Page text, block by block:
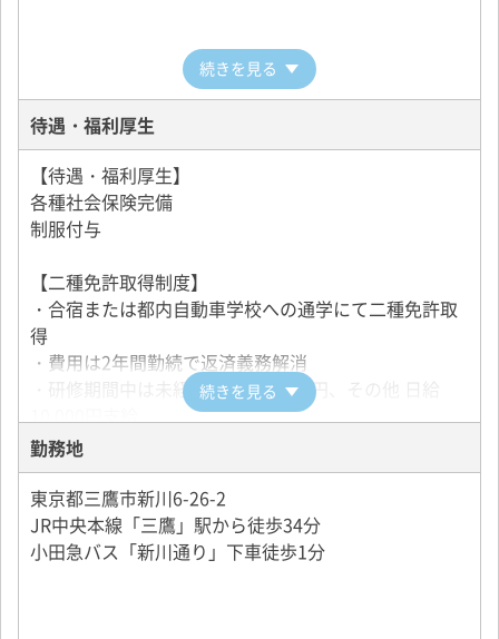
公休、出番、出番、出番、出番、公休
※上記サイクルは例です。シフトによって変動しま
す。
※月24乗務
月 火 水 木 金 土 日
公休 出番
公休
出番 出番
続きを見る
待遇・福利厚生
【待遇・福利厚生】
各種社会保険完備
制服付与
【二種免許取得制度】
・合宿または都内自動車学校への通学にて二種免許取
得
・費用は2年間勤続で返済義務解消
・研修期間中は未経験者 日給9,000円、その他 日給
【その他】
・野球部、卓球部、雑学部有り
・優良大手企業取引先多数
・マイカー通勤可能（駐車場代 月額700円）
続きを見る
勤務地
東京都三鷹市新川6-26-2
JR中央本線「三鷹」駅から徒歩34分
小田急バス「新川通り」下車徒歩1分